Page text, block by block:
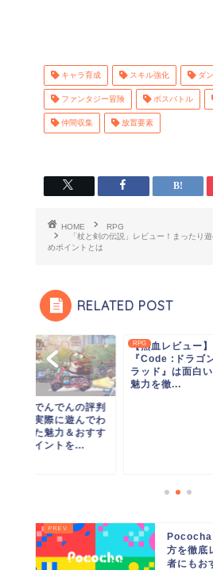
キャラ育成 スキル強化 ダ
ファンタジー冒険 ボスバトル
仲間収集 放置要素
HOME
RPG
「杖と剣の伝説」レビュー！まったり
めポイントとは
RELATED POST
【熱血レビュー】
『Code :ドラゴンブ
ラッド』は面白い？
魅力を徹...
RPG
Pococha
方を徹底
者にもお